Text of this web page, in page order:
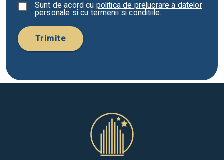
Sunt de acord cu politica de prelucrare a datelor
personale si cu termenii si conditiile.
Trimite